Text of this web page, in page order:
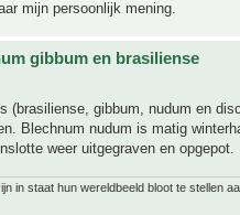
mijn persoonlijk mening.
gibbum en brasiliense
(brasiliense, gibbum, nudum en
Blechnum nudum is matig
weer uitgegraven en opgepot.
in staat hun wereldbeeld bloot te stellen